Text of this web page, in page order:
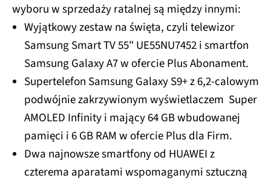
wyboru w sprzedaży ratalnej są między innymi:
Wyjątkowy zestaw na święta, czyli telewizor
Samsung Smart TV 55" UE55NU7452 i smartfon
Samsung Galaxy A7 w ofercie Plus Abonament.
Supertelefon Samsung Galaxy S9+ z 6,2-calowym
podwójnie zakrzywionym wyświetlaczem Super
AMOLED Infinity i mający 64 GB wbudowanej
pamięci i 6 GB RAM w ofercie Plus dla Firm.
Dwa najnowsze smartfony od HUAWEI z
czterema aparatami wspomaganymi sztuczną